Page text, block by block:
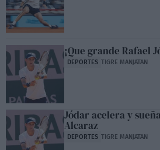
¡Que grande Rafael
DEPORTES TIGRE MANJATAN
Jódar acelera y
Alcaraz
DEPORTES TIGRE MANJATAN